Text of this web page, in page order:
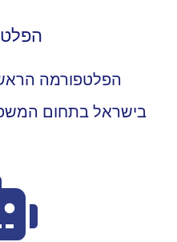
הפלטפורמה
בישראל בתחום